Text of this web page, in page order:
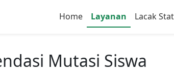
Home Layanan Lacak
Mutasi Siswa